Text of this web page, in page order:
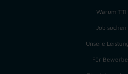
Warum TTI
Job suchen
Unsere
Für